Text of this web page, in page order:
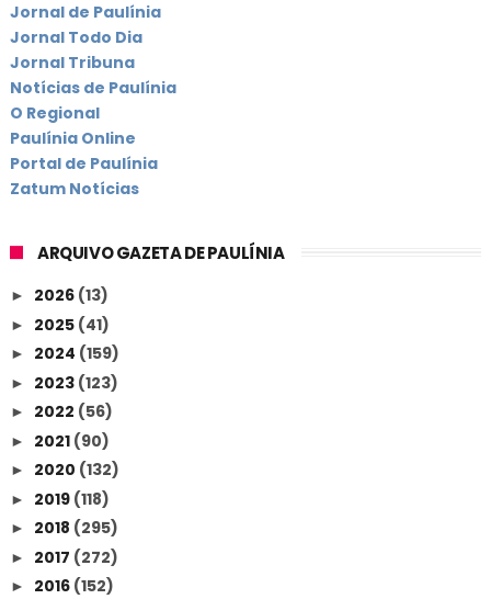
Jornal de Paulínia
Jornal Todo Dia
Jornal Tribuna
Notícias de Paulínia
O Regional
Paulínia Online
Portal de Paulínia
Zatum Notícias
ARQUIVO GAZETA DE PAULÍNIA
► 2026 (13)
► 2025 (41)
► 2024 (159)
► 2023 (123)
► 2022 (56)
► 2021 (90)
► 2020 (132)
► 2019 (118)
► 2018 (295)
► 2017 (272)
► 2016 (152)